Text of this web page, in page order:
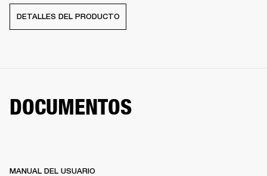
DETALLES DEL PRODUCTO
DOCUMENTOS
MANUAL DEL USUARIO